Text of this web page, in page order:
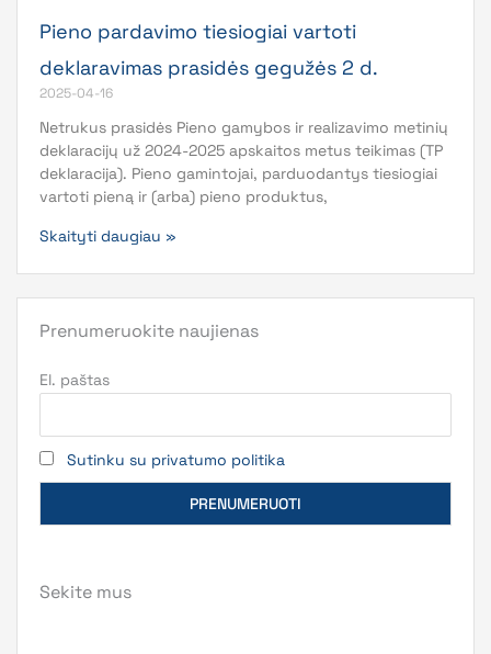
Pieno pardavimo tiesiogiai vartoti
deklaravimas prasidės gegužės 2 d.
2025-04-16
Netrukus prasidės Pieno gamybos ir realizavimo metinių
deklaracijų už 2024-2025 apskaitos metus teikimas (TP
deklaracija). Pieno gamintojai, parduodantys tiesiogiai
vartoti pieną ir (arba) pieno produktus,
Skaityti daugiau »
Prenumeruokite naujienas
El. paštas
Sutinku su privatumo politika
Sekite mus